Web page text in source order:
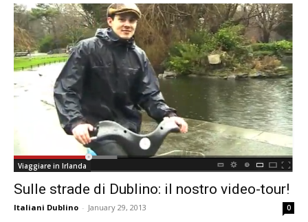
Viaggiare in Irlanda
Sulle strade di Dublino: il nostro video-tour!
Italiani Dublino - January 29, 2013 0